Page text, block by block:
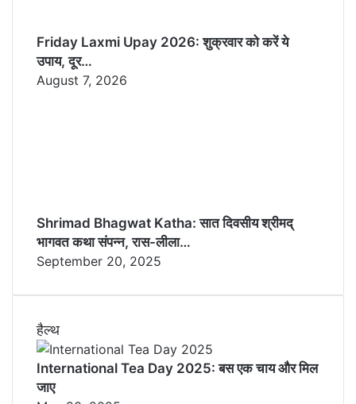
Friday Laxmi Upay 2026: शुक्रवार को करें ये
उपाय, दूर…
August 7, 2026
Shrimad Bhagwat Katha: सात दिवसीय श्रीमद्
भागवत कथा संपन्न, रास-लीला…
September 20, 2025
हैल्थ
International Tea Day 2025: बस एक चाय और मिल
जाए